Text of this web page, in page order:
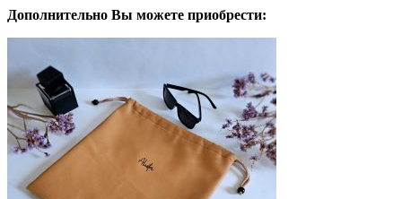
Дополнительно Вы можете приобрести: